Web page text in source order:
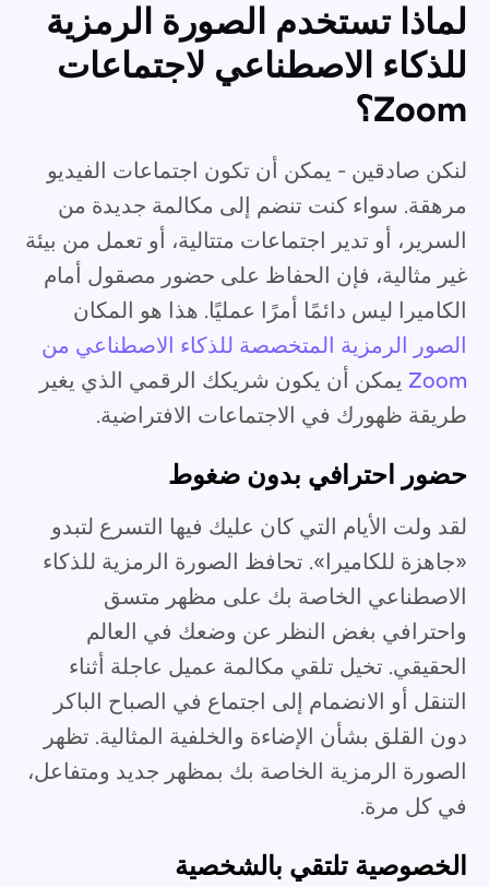
لماذا تستخدم الصورة الرمزية
للذكاء الاصطناعي لاجتماعات
Zoom؟
لنكن صادقين - يمكن أن تكون اجتماعات الفيديو
مرهقة. سواء كنت تنضم إلى مكالمة جديدة من
السرير، أو تدير اجتماعات متتالية، أو تعمل من بيئة
غير مثالية، فإن الحفاظ على حضور مصقول أمام
الكاميرا ليس دائمًا أمرًا عمليًا. هذا هو المكان
الصور الرمزية المتخصصة للذكاء الاصطناعي من
Zoom يمكن أن يكون شريكك الرقمي الذي يغير
طريقة ظهورك في الاجتماعات الافتراضية.
حضور احترافي بدون ضغوط
لقد ولت الأيام التي كان عليك فيها التسرع لتبدو
«جاهزة للكاميرا». تحافظ الصورة الرمزية للذكاء
الاصطناعي الخاصة بك على مظهر متسق
واحترافي بغض النظر عن وضعك في العالم
الحقيقي. تخيل تلقي مكالمة عميل عاجلة أثناء
التنقل أو الانضمام إلى اجتماع في الصباح الباكر
دون القلق بشأن الإضاءة والخلفية المثالية. تظهر
الصورة الرمزية الخاصة بك بمظهر جديد ومتفاعل،
في كل مرة.
الخصوصية تلتقي بالشخصية